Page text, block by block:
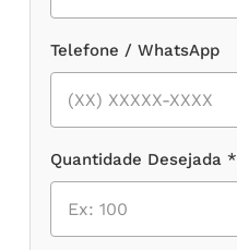
Telefone / WhatsApp
Quantidade Desejada *